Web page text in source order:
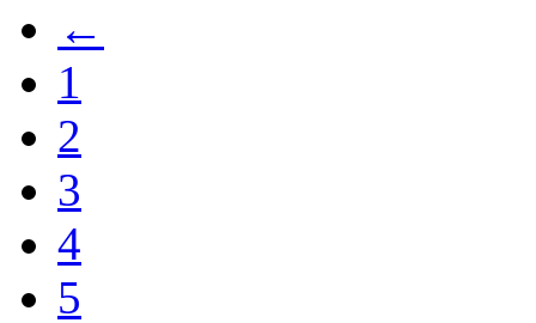
←
1
2
3
4
5